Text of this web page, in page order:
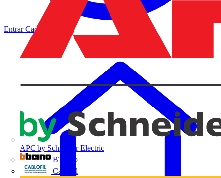
APC by Schneider Electric
BTicino
Cablofil
EntrarCadastrar